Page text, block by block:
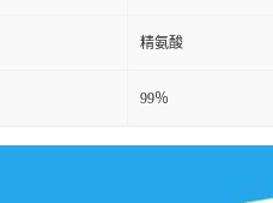
精氨酸
99％